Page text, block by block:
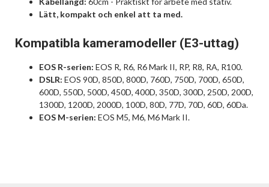
Lätt, kompakt och enkel att ta med.
Kompatibla kameramodeller (E3-uttag)
EOS R-serien: EOS R, R6, R6 Mark II, RP, R8, RA, R100.
DSLR: EOS 90D, 850D, 800D, 760D, 750D, 700D, 650D,
600D, 550D, 500D, 450D, 400D, 350D, 300D, 250D, 200D,
1300D, 1200D, 2000D, 100D, 80D, 77D, 70D, 60D, 60Da.
EOS M-serien: EOS M5, M6, M6 Mark II.